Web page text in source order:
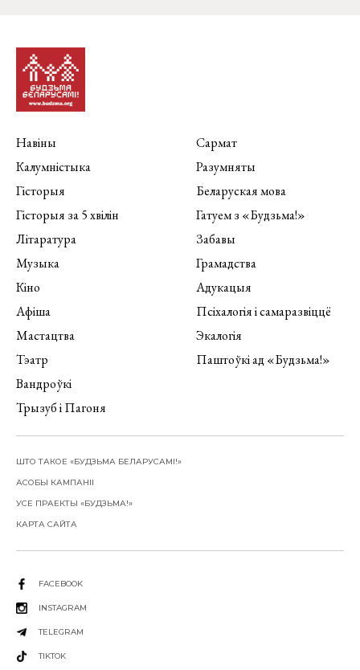
Навіны
Калумністыка
Гісторыя
Гісторыя за 5 хвілін
Літаратура
Музыка
Кіно
Афіша
Мастацтва
Тэатр
Вандроўкі
Трызуб і Пагоня
Сармат
Разумняты
Беларуская мова
Гатуем з «Будзьма!»
Забавы
Грамадства
Адукацыя
Псіхалогія і самаразвіццё
Экалогія
Паштоўкі ад «Будзьма!»
ШТО ТАКОЕ «БУДЗЬМА БЕЛАРУСАМІ!»
АСОБЫ КАМПАНІІ
УСЕ ПРАЕКТЫ «БУДЗЬМА!»
КАРТА САЙТА
FACEBOOK
INSTAGRAM
TELEGRAM
TIKTOK